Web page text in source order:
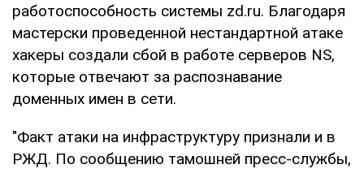
работоспособность системы zd.ru. Благодаря
мастерски проведенной нестандартной атаке
хакеры создали сбой в работе серверов NS,
которые отвечают за распознавание
доменных имен в сети.
"Факт атаки на инфраструктуру признали и в
РЖД. По сообщению тамошней пресс-службы,